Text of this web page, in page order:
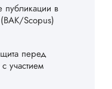
публикации в
Scopus)
перед
участием